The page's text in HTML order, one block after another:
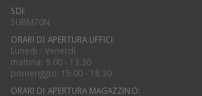
SDI:
SUBM70N
ORARI DI APERTURA UFFICI:
Lunedi - Venerdì
mattina: 9.00 - 13.30
pomeriggio: 15.00 - 18.30
ORARI DI APERTURA MAGAZZINO: